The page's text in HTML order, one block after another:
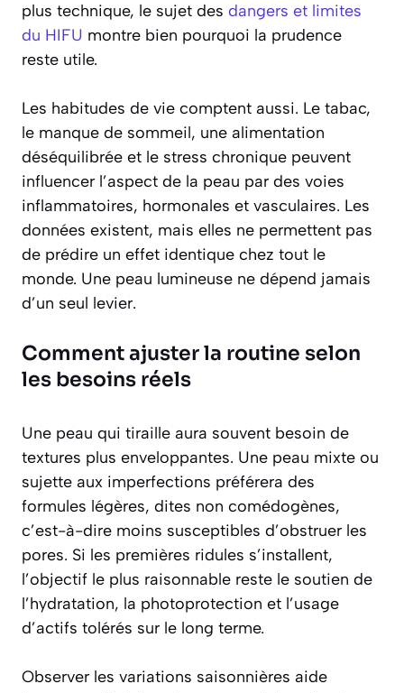
plus technique, le sujet des dangers et limites
du HIFU montre bien pourquoi la prudence
reste utile.
Les habitudes de vie comptent aussi. Le tabac,
le manque de sommeil, une alimentation
déséquilibrée et le stress chronique peuvent
influencer l’aspect de la peau par des voies
inflammatoires, hormonales et vasculaires. Les
données existent, mais elles ne permettent pas
de prédire un effet identique chez tout le
monde. Une peau lumineuse ne dépend jamais
d’un seul levier.
Comment ajuster la routine selon
les besoins réels
Une peau qui tiraille aura souvent besoin de
textures plus enveloppantes. Une peau mixte ou
sujette aux imperfections préférera des
formules légères, dites non comédogènes,
c’est-à-dire moins susceptibles d’obstruer les
pores. Si les premières ridules s’installent,
l’objectif le plus raisonnable reste le soutien de
l’hydratation, la photoprotection et l’usage
d’actifs tolérés sur le long terme.
Observer les variations saisonnières aide